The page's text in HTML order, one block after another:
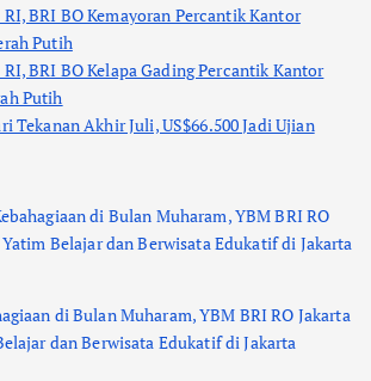
BRI BO Kemayoran Percantik Kantor
Putih
BRI BO Kelapa Gading Percantik Kantor
Putih
Tekanan Akhir Juli, US$66.500 Jadi Ujian
di Bulan Muharam, YBM BRI RO
Belajar dan Berwisata Edukatif di Jakarta
di Bulan Muharam, YBM BRI RO Jakarta
dan Berwisata Edukatif di Jakarta